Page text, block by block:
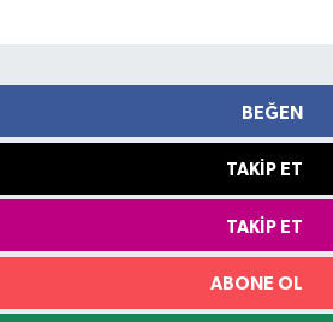
BEĞEN
TAKIP ET
TAKIP ET
ABONE OL